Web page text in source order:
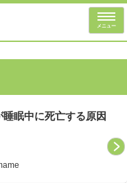
メニュー
眠中に死亡する原因